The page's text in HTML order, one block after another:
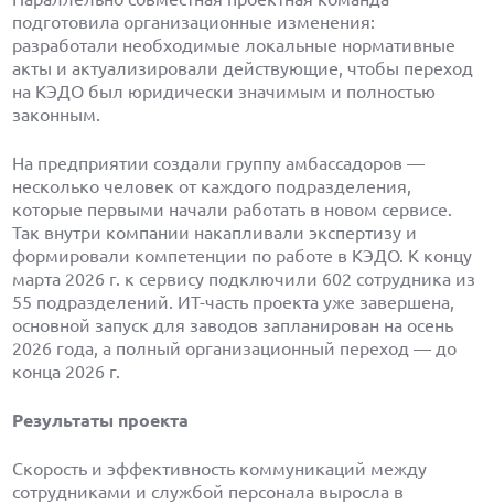
подготовила организационные изменения:
разработали необходимые локальные нормативные
акты и актуализировали действующие, чтобы переход
на КЭДО был юридически значимым и полностью
законным.
На предприятии создали группу амбассадоров —
несколько человек от каждого подразделения,
которые первыми начали работать в новом сервисе.
Так внутри компании накапливали экспертизу и
формировали компетенции по работе в КЭДО. К концу
марта 2026 г. к сервису подключили 602 сотрудника из
55 подразделений. ИТ-часть проекта уже завершена,
основной запуск для заводов запланирован на осень
2026 года, а полный организационный переход — до
конца 2026 г.
Результаты проекта
Скорость и эффективность коммуникаций между
сотрудниками и службой персонала выросла в